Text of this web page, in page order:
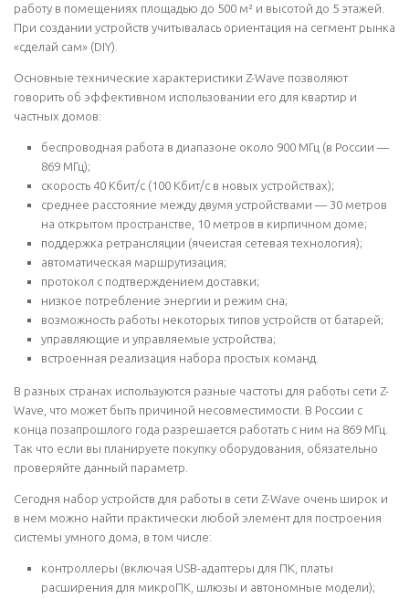
работу в помещениях площадью до 500 м² и высотой до 5 этажей.
При создании устройств учитывалась ориентация на сегмент рынка
«сделай сам» (DIY).
Основные технические характеристики Z-Wave позволяют
говорить об эффективном использовании его для квартир и
частных домов:
беспроводная работа в диапазоне около 900 МГц (в России —
869 МГц);
скорость 40 Кбит/с (100 Кбит/с в новых устройствах);
среднее расстояние между двумя устройствами — 30 метров
на открытом пространстве, 10 метров в кирпичном доме;
поддержка ретрансляции (ячеистая сетевая технология);
автоматическая маршрутизация;
протокол с подтверждением доставки;
низкое потребление энергии и режим сна;
возможность работы некоторых типов устройств от батарей;
управляющие и управляемые устройства;
встроенная реализация набора простых команд.
В разных странах используются разные частоты для работы сети Z-
Wave, что может быть причиной несовместимости. В России с
конца позапрошлого года разрешается работать с ним на 869 МГц.
Так что если вы планируете покупку оборудования, обязательно
проверяйте данный параметр.
Сегодня набор устройств для работы в сети Z-Wave очень широк и
в нем можно найти практически любой элемент для построения
системы умного дома, в том числе:
контроллеры (включая USB-адаптеры для ПК, платы
расширения для микроПК, шлюзы и автономные модели);